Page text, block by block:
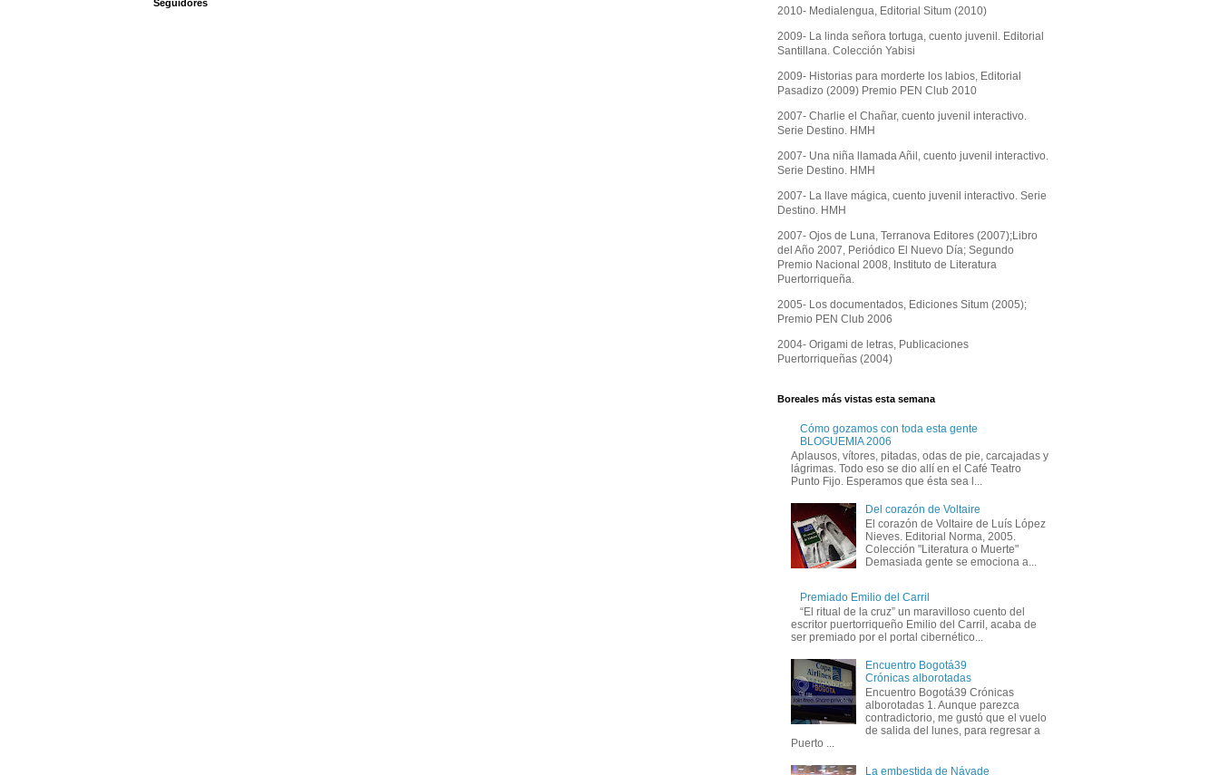
Seguidores
2010- Medialengua, Editorial Situm (2010)
2009- La linda señora tortuga, cuento juvenil. Editorial
Santillana. Colección Yabisi
2009- Historias para morderte los labios, Editorial
Pasadizo (2009) Premio PEN Club 2010
2007- Charlie el Chañar, cuento juvenil interactivo.
Serie Destino. HMH
2007- Una niña llamada Añil, cuento juvenil interactivo.
Serie Destino. HMH
2007- La llave mágica, cuento juvenil interactivo. Serie
Destino. HMH
2007- Ojos de Luna, Terranova Editores (2007);Libro
del Año 2007, Periódico El Nuevo Día; Segundo
Premio Nacional 2008, Instituto de Literatura
Puertorriqueña.
2005- Los documentados, Ediciones Situm (2005);
Premio PEN Club 2006
2004- Origami de letras, Publicaciones
Puertorriqueñas (2004)
Boreales más vistas esta semana
Cómo gozamos con toda esta gente
BLOGUEMIA 2006
Aplausos, vítores, pitadas, odas de pie, carcajadas y
lágrimas. Todo eso se dio allí en el Café Teatro
Punto Fijo. Esperamos que ésta sea l...
Del corazón de Voltaire
El corazón de Voltaire de Luís López
Nieves. Editorial Norma, 2005.
Colección "Literatura o Muerte"
Demasiada gente se emociona a...
Premiado Emilio del Carril
“El ritual de la cruz” un maravilloso cuento del
escritor puertorriqueño Emilio del Carril, acaba de
ser premiado por el portal cibernético...
Encuentro Bogotá39
Crónicas alborotadas
Encuentro Bogotá39 Crónicas
alborotadas 1. Aunque parezca
contradictorio, me gustó que el vuelo
de salida del lunes, para regresar a
Puerto ...
La embestida de Náyade